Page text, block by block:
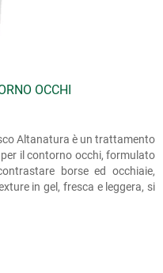
OCCHI
Altanatura è un trattamento
il contorno occhi, formulato
borse ed occhiaie,
in gel, fresca e leggera, si